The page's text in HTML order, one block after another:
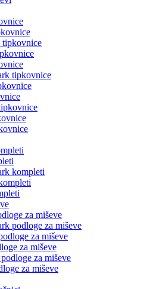
tipkovnice
kompleti
za miševe
podloge za miševe
za miševe
za miševe
za miševe
za miševe